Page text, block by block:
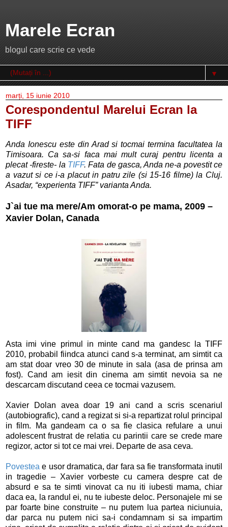
Marele Ecran
blogul care scrie ce vede
▼
marți, 15 iunie 2010
Corespondentul Marelui Ecran la
TIFF
Anda Ionescu este din Arad si tocmai termina facultatea la
Timisoara. Ca sa-si faca mai mult curaj pentru licenta a
plecat -fireste- la TIFF. Fata de gasca, Anda ne-a povestit ce
a vazut si ce i-a placut in patru zile (si 15-16 filme) la Cluj.
Asadar, “experienta TIFF” varianta Anda.
J`ai tue ma mere/Am omorat-o pe mama, 2009 –
Xavier Dolan, Canada
Asta imi vine primul in minte cand ma gandesc la TIFF
2010, probabil fiindca atunci cand s-a terminat, am simtit ca
am stat doar vreo 30 de minute in sala (asa de prinsa am
fost). Cand am iesit din cinema am simtit nevoia sa ne
descarcam discutand ceea ce tocmai vazusem.
Xavier Dolan avea doar 19 ani cand a scris scenariul
(autobiografic), cand a regizat si si-a repartizat rolul principal
in film. Ma gandeam ca o sa fie clasica refulare a unui
adolescent frustrat de relatia cu parintii care se crede mare
regizor, actor si tot ce mai vrei. Departe de asa ceva.
Povestea e usor dramatica, dar fara sa fie transformata inutil
in tragedie – Xavier vorbeste cu camera despre cat de
absurd e sa te simti vinovat ca nu iti iubesti mama, chiar
daca ea, la randul ei, nu te iubeste deloc. Personajele mi se
par foarte bine construite – nu putem lua partea niciunuia,
dar parca nu putem nici sa-i condamnam si sa impartim